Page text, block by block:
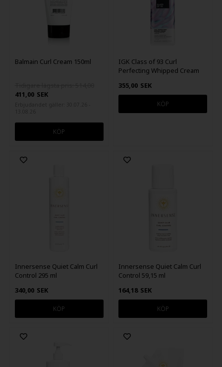
Balmain Curl Cream 150ml
411,00 SEK
IGK Class of 93 Curl
Perfecting Whipped Cream
355,00 SEK
Innersense Quiet Calm Curl
Control 295 ml
340,00 SEK
Innersense Quiet Calm Curl
Control 59,15 ml
164,18 SEK